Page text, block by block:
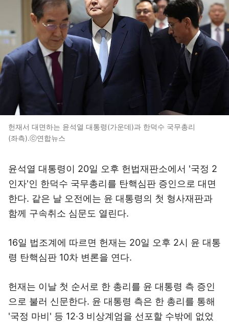
헌재서 대면하는 윤석열 대통령(가운데)과 한덕수 국무총리
(좌측).ⓒ연합뉴스
윤석열 대통령이 20일 오후 헌법재판소에서 '국정 2
인자'인 한덕수 국무총리를 탄핵심판 증인으로 대면
한다. 같은 날 오전에는 윤 대통령의 첫 형사재판과
함께 구속취소 심문도 열린다.
16일 법조계에 따르면 헌재는 20일 오후 2시 윤 대통
령 탄핵심판 10차 변론을 연다.
헌재는 이날 첫 순서로 한 총리를 윤 대통령 측 증인
으로 불러 신문한다. 윤 대통령 측은 한 총리를 통해
'국정 마비' 등 12·3 비상계엄을 선포할 수밖에 없었